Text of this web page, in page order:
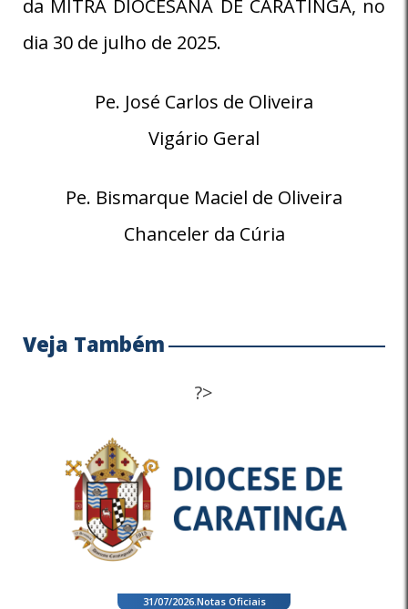
da MITRA DIOCESANA DE CARATINGA, no
dia 30 de julho de 2025.
Pe. José Carlos de Oliveira
Vigário Geral
Pe. Bismarque Maciel de Oliveira
Chanceler da Cúria
Veja Também
?>
31/07/2026. Notas Oficiais